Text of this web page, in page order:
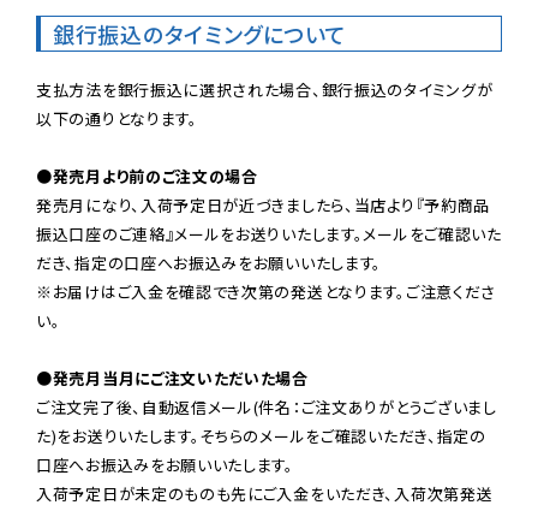
銀行振込のタイミングについて
支払方法を銀行振込に選択された場合、銀行振込のタイミングが
以下の通りとなります。
●発売月より前のご注文の場合
発売月になり、入荷予定日が近づきましたら、当店より『予約商品
振込口座のご連絡』メールをお送りいたします。メールをご確認いた
だき、指定の口座へお振込みをお願いいたします。
※お届けはご入金を確認でき次第の発送となります。ご注意くださ
い。
●発売月当月にご注文いただいた場合
ご注文完了後、自動返信メール(件名：ご注文ありがとうございまし
た)をお送りいたします。そちらのメールをご確認いただき、指定の
口座へお振込みをお願いいたします。
入荷予定日が未定のものも先にご入金をいただき、入荷次第発送